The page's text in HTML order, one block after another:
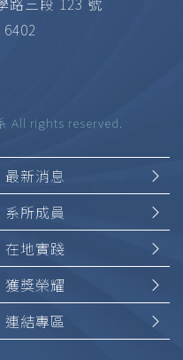
All rights reserved.
最新消息
系所成員
在地實踐
獲獎榮耀
連結專區